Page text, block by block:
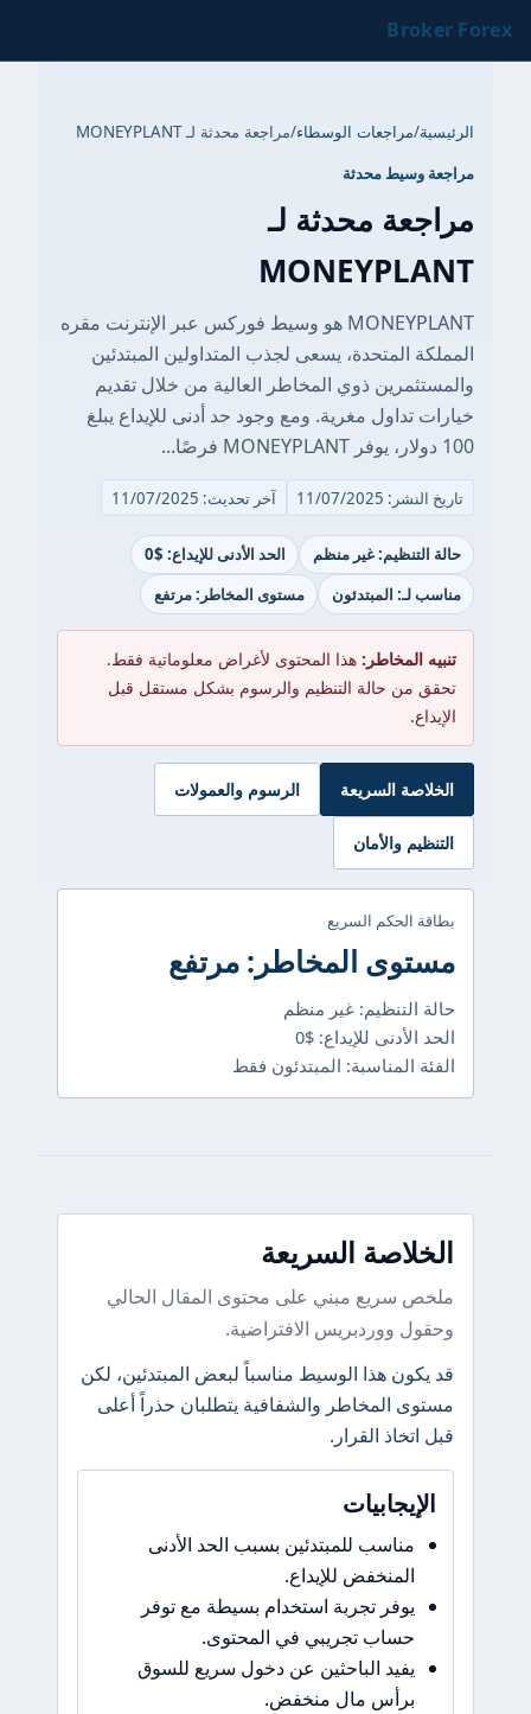
Broker Forex
الرئيسية/مراجعات الوسطاء/مراجعة محدثة لـ MONEYPLANT
مراجعة وسيط محدثة
مراجعة محدثة لـ
MONEYPLANT
MONEYPLANT هو وسيط فوركس عبر الإنترنت مقره
المملكة المتحدة، يسعى لجذب المتداولين المبتدئين
والمستثمرين ذوي المخاطر العالية من خلال تقديم
خيارات تداول مغرية. ومع وجود حد أدنى للإيداع يبلغ
100 دولار، يوفر MONEYPLANT فرصًا...
تاريخ النشر: 11/07/2025 آخر تحديث: 11/07/2025
حالة التنظيم: غير منظم
الحد الأدنى للإيداع: $0
مناسب لـ: المبتدئون
مستوى المخاطر: مرتفع
تنبيه المخاطر: هذا المحتوى لأغراض معلوماتية فقط.
تحقق من حالة التنظيم والرسوم بشكل مستقل قبل
الإيداع.
الخلاصة السريعة الرسوم والعمولات
التنظيم والأمان
بطاقة الحكم السريع
مستوى المخاطر: مرتفع
حالة التنظيم: غير منظم
الحد الأدنى للإيداع: $0
الفئة المناسبة: المبتدئون فقط
الخلاصة السريعة
ملخص سريع مبني على محتوى المقال الحالي
وحقول ووردبريس الافتراضية.
قد يكون هذا الوسيط مناسباً لبعض المبتدئين، لكن
مستوى المخاطر والشفافية يتطلبان حذراً أعلى
قبل اتخاذ القرار.
الإيجابيات
مناسب للمبتدئين بسبب الحد الأدنى
المنخفض للإيداع.
يوفر تجربة استخدام بسيطة مع توفر
حساب تجريبي في المحتوى.
يفيد الباحثين عن دخول سريع للسوق
برأس مال منخفض.